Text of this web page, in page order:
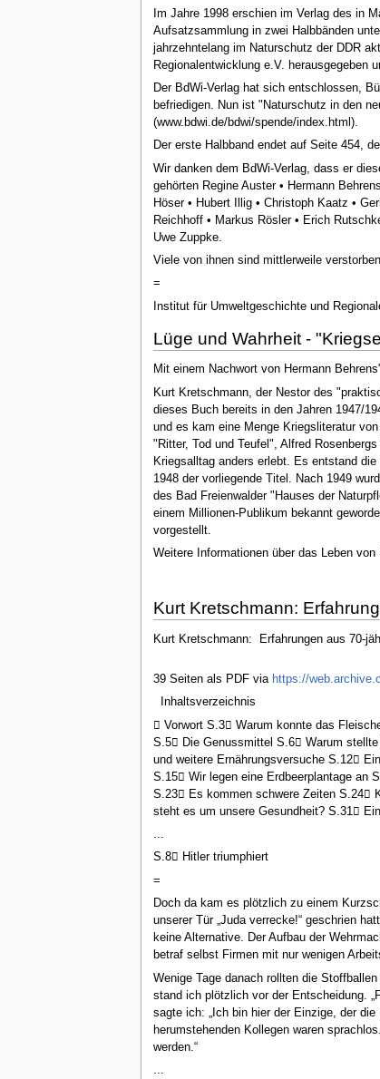
Im Jahre 1998 erschien im Verlag des in
Aufsatzsammlung in zwei Halbbänden
jahrzehntelang im Naturschutz der DDR
Regionalentwicklung e.V. herausgegeben
Der BdWi-Verlag hat sich entschlossen,
befriedigen. Nun ist "Naturschutz in den
(www.bdwi.de/bdwi/spende/index.html).
Der erste Halbband endet auf Seite 454,
Wir danken dem BdWi-Verlag, dass er
gehörten Regine Auster • Hermann
Höser • Hubert Illig • Christoph Kaatz •
Reichhoff • Markus Rösler • Erich
Uwe Zuppke.
Viele von ihnen sind mittlerweile
=
Institut für Umweltgeschichte und
Lüge und Wahrheit -
Mit einem Nachwort von Hermann
Kurt Kretschmann, der Nestor des
dieses Buch bereits in den Jahren 1947/
und es kam eine Menge Kriegsliteratur
"Ritter, Tod und Teufel", Alfred
Kriegsalltag anders erlebt. Es entstand
1948 der vorliegende Titel. Nach 1949
des Bad Freienwalder "Hauses der
einem Millionen-Publikum bekannt
vorgestellt.
Weitere Informationen über das Leben
Kurt Kretschmann:
Kurt Kretschmann: Erfahrungen aus 70-
39 Seiten als PDF via https://
Inhaltsverzeichnis
 Vorwort S.3 Warum konnte das
S.5 Die Genussmittel S.6 Warum
und weitere Ernährungsversuche S.12
S.15 Wir legen eine Erdbeerplantage an
S.23 Es kommen schwere Zeiten S.24
steht es um unsere Gesundheit? S.31
...
S.8 Hitler triumphiert
=
Doch da kam es plötzlich zu einem
unserer Tür „Juda verrecke!“ geschrien
keine Alternative. Der Aufbau der
betraf selbst Firmen mit nur wenigen
Wenige Tage danach rollten die
stand ich plötzlich vor der Entscheidung.
sagte ich: „Ich bin hier der Einzige, der
herumstehenden Kollegen waren
werden.“
...